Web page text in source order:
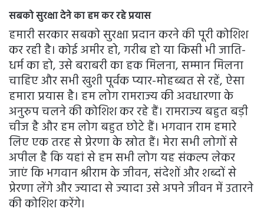
सबको सुरक्षा देने का हम कर रहे प्रयास
हमारी सरकार सबको सुरक्षा प्रदान करने की पूरी कोशिश
कर रही है। कोई अमीर हो, गरीब हो या किसी भी जाति-
धर्म का हो, उसे बराबरी का हक मिलना, सम्मान मिलना
चाहिए और सभी खुशी पूर्वक प्यार-मोहब्बत से रहें, ऐसा
हमारा प्रयास है। हम लोग रामराज्य की अवधारणा के
अनुरुप चलने की कोशिश कर रहे हैं। रामराज्य बहुत बड़ी
चीज है और हम लोग बहुत छोटे हैं। भगवान राम हमारे
लिए एक तरह से प्रेरणा के स्रोत हैं। मेरा सभी लोगों से
अपील है कि यहां से हम सभी लोग यह संकल्प लेकर
जाएं कि भगवान श्रीराम के जीवन, संदेशों और शब्दों से
प्रेरणा लेंगे और ज्यादा से ज्यादा उसे अपने जीवन में उतारने
की कोशिश करेंगे।